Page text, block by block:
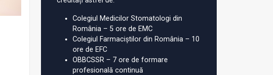
A fost inventat cel mai mic
pacemaker din lume
Cum arată cea mai mică
inimă artificială din lume: a
UMF Iași
Colegiul Medicilor Stomatologi din
România – 5 ore de EMC
Colegiul Farmaciștilor din România – 10
ore de EFC
OBBCSSR – 7 ore de formare
profesională continuă